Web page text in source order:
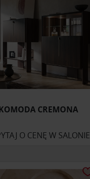
CREMONA
O CENĘ W SALONIE